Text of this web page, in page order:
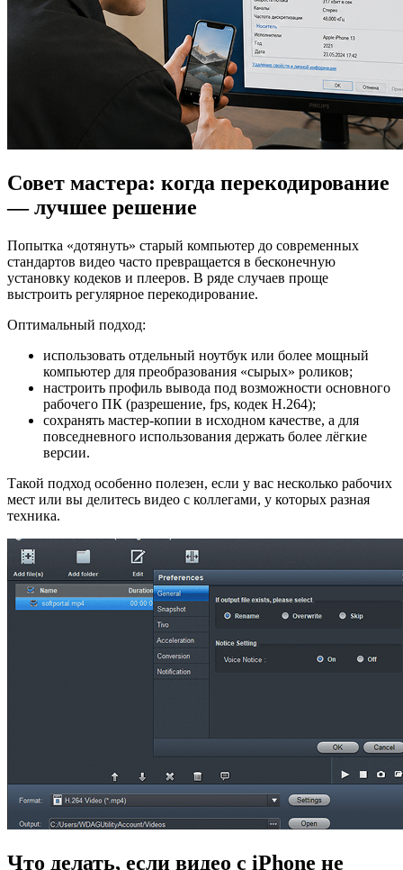
Совет мастера: когда перекодирование
— лучшее решение
Попытка «дотянуть» старый компьютер до современных
стандартов видео часто превращается в бесконечную
установку кодеков и плееров. В ряде случаев проще
выстроить регулярное перекодирование.
Оптимальный подход:
использовать отдельный ноутбук или более мощный
компьютер для преобразования «сырых» роликов;
настроить профиль вывода под возможности основного
рабочего ПК (разрешение, fps, кодек H.264);
сохранять мастер‑копии в исходном качестве, а для
повседневного использования держать более лёгкие
версии.
Такой подход особенно полезен, если у вас несколько рабочих
мест или вы делитесь видео с коллегами, у которых разная
техника.
Что делать, если видео с iPhone не